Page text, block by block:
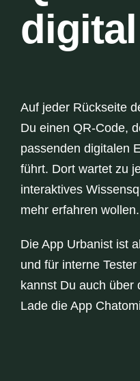
digital
Auf jeder Rückseite
Du einen QR-Code,
passenden digitalen
führt. Dort wartet zu
interaktives
mehr erfahren wollen.
Die App Urbanist ist
und für interne
kannst Du auch über
Lade die App